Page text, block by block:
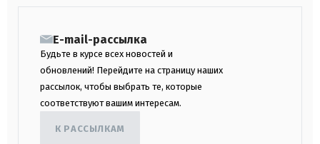
E-mail-рассылка
Будьте в курсе всех новостей и
обновлений! Перейдите на страницу наших
рассылок, чтобы выбрать те, которые
соответствуют вашим интересам.
К РАССЫЛКАМ